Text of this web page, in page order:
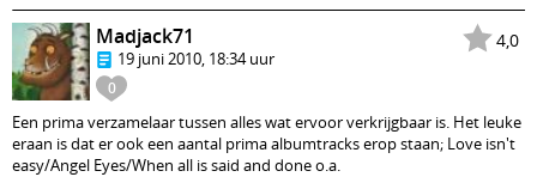
4,0
0
Madjack71
19 juni 2010, 18:34 uur
Een prima verzamelaar tussen alles wat ervoor verkrijgbaar is. Het leuke
eraan is dat er ook een aantal prima albumtracks erop staan; Love isn't
easy/Angel Eyes/When all is said and done o.a.